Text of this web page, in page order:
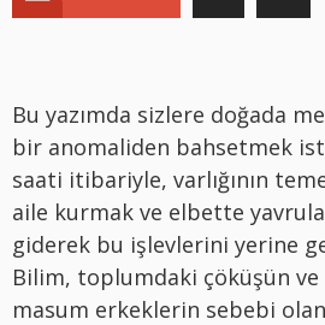
Bu yazımda sizlere doğada
bir anomaliden bahsetmek
saati itibariyle, varlığının
aile kurmak ve elbette
giderek bu işlevlerini yerine
Bilim, toplumdaki çöküşün
masum erkeklerin sebebi